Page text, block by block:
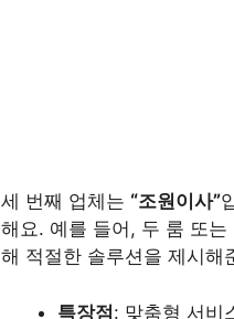
세 번째 업체는 “조원이사”
해요. 예를 들어, 두 룸 또
해 적절한 솔루션을 제시해
특장점: 맞춤형 서비